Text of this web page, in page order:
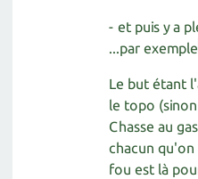
- et puis y a
...par exemple
Le but étant
le topo
Chasse au
chacun qu'on
fou est là